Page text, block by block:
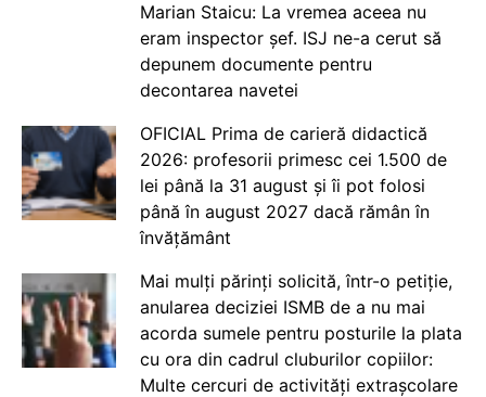
Marian Staicu: La vremea aceea nu
eram inspector șef. ISJ ne-a cerut să
depunem documente pentru
decontarea navetei
OFICIAL Prima de carieră didactică
2026: profesorii primesc cei 1.500 de
lei până la 31 august și îi pot folosi
până în august 2027 dacă rămân în
învățământ
Mai mulți părinți solicită, într-o petiție,
anularea deciziei ISMB de a nu mai
acorda sumele pentru posturile la plata
cu ora din cadrul cluburilor copiilor:
Multe cercuri de activități extrașcolare